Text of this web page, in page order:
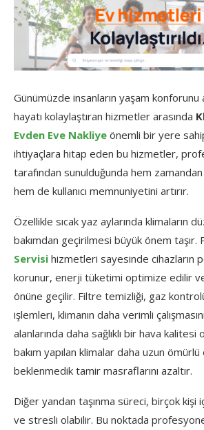
Günümüzde insanların yaşam konforunu
hayatı kolaylaştıran hizmetler arasında
Evden Eve Nakliye önemli bir yere
ihtiyaçlara hitap eden bu hizmetler,
tarafından sunulduğunda hem
hem de kullanıcı memnuniyetini artırır.
Özellikle sıcak yaz aylarında klimaların
bakımdan geçirilmesi büyük önem taşır.
Servisi hizmetleri sayesinde cihazların
korunur, enerji tüketimi optimize edilir ve
önüne geçilir. Filtre temizliği, gaz
işlemleri, klimanın daha verimli
alanlarında daha sağlıklı bir hava
bakım yapılan klimalar daha uzun
beklenmedik tamir masraflarını azaltır.
Diğer yandan taşınma süreci, birçok kişi
ve stresli olabilir. Bu noktada